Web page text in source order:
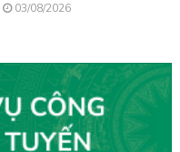
03/08/2026